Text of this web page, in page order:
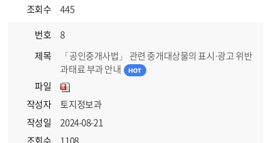
조회수
445
번호
8
제목
「공인중개사법」 관련 중개대상물의 표시·광고 위반
과태료 부과 안내
파일
작성자
토지정보과
작성일
2024-08-21